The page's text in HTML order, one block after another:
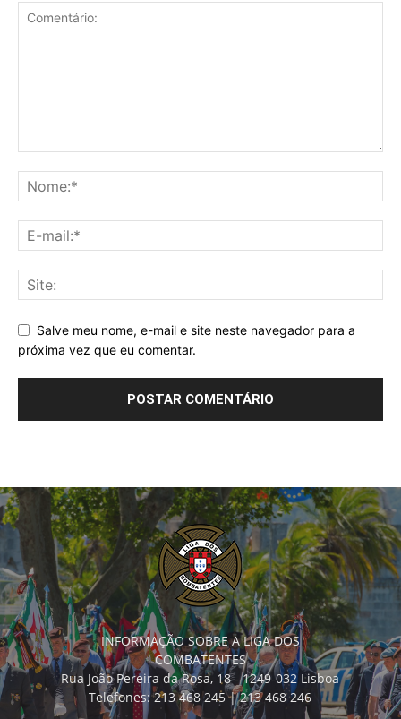
Salve meu nome, e-mail e site neste navegador para a
próxima vez que eu comentar.
INFORMAÇÃO SOBRE A LIGA DOS
COMBATENTES
Rua João Pereira da Rosa, 18 - 1249-032 Lisboa
Telefones: 213 468 245 | 213 468 246